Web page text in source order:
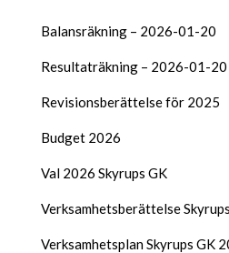
Balansräkning – 2026-01-20
Resultaträkning – 2026-01-20
Revisionsberättelse för 2025
Budget 2026
Val 2026 Skyrups GK
Verksamhetsberättelse
Verksamhetsplan Skyrups GK